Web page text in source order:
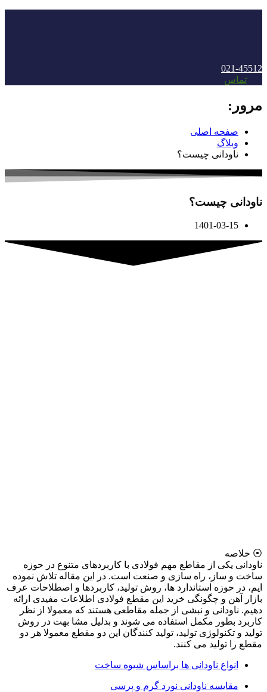
021-45512
تماس
مرور:
صفحه اصلی
وبلاگ
ناودانی چیست؟
ناودانی چیست؟
1401-03-15
⦿ خلاصه
ناودانی یکی از مقاطع مهم فولادی با کاربردهای متنوع در حوزه
ساخت و ساز، راه سازی و صنعت است. در این مقاله تلاش نموده
ایم، در حوزه استاندارد ها، روش تولید، کاربردها و اصطلاحات عرف
بازار آهن و چگونگی خرید این مقطع فولادی اطلاعات مفیدی ارائه
دهیم. ناودانی و نبشی از جمله مقاطعی هستند که معمولا از نظر
کاربرد بطور مکمل استفاده می شوند و بدلیل مشا بهت در روش
تولید و تکنولوژی تولید، تولید کنندگان این دو مقطع معمولا هر دو
مقطع را تولید می کنند.
انواع ناودانی ها براساس شیوه ساخت
مقایسه ناودانی نورد گرم و پرسی